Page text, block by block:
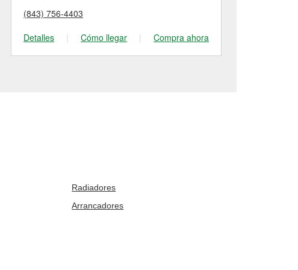
(843) 756-4403
Detalles
| Cómo llegar | Compra ahora
Radiadores
Arrancadores